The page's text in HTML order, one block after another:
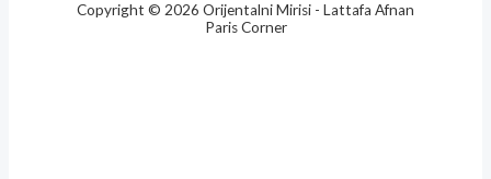
Copyright © 2026 Orijentalni Mirisi - Lattafa Afnan
Paris Corner